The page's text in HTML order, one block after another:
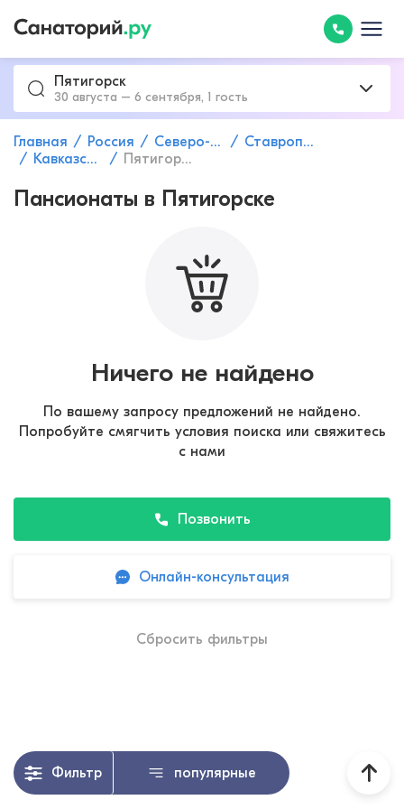
Пятигорск
30 августа – 6 сентября, 1 гость
Главная Россия Северо-Кавказский федеральный округ
Ставропольский край
Кавказские Минеральные Воды
Пятигорск
Пансионаты в Пятигорске
Ничего не найдено
По вашему запросу предложений не найдено.
Попробуйте смягчить условия поиска или свяжитесь
с нами
Позвонить
Онлайн-консультация
Сбросить фильтры
Фильтр популярные